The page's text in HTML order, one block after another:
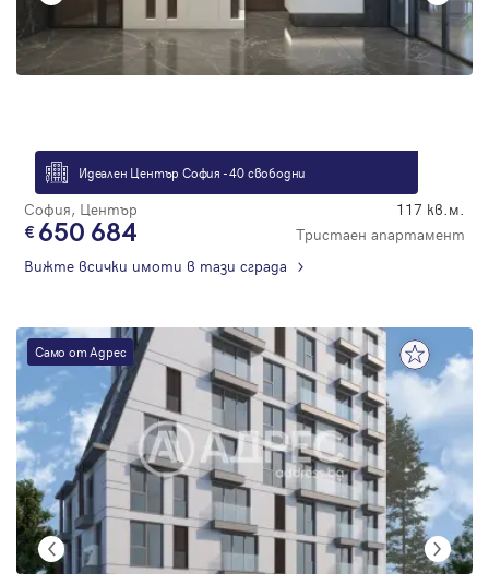
Идеален Център София - 40 свободни
София, Център 117 кв.м.
650 684
Тристаен апартамент
Вижте всички имоти в тази сграда
Само от Адрес
Парола
Вход с имейл
Регистрация